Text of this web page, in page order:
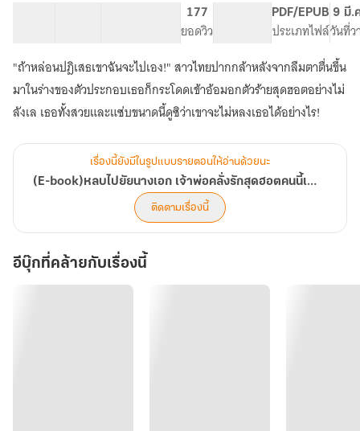
คน
นี้
เป็น
ของ
1997
ไปยั
ย
นางเอก
เจ้า
พ่อ
คลั่ง
รัก
ฮอต
คน
นี้
เป็น
ของ
ฉัน!
1997
177
ยอดวิว
PDF/EPUB
ประเภทไฟล์
9 มี.
วันที่ว
"ถ้าหล่อนปฎิเสธเขาฉันจะไปเอง!" สาวไทยปากกล้าหลังจากลืมตาตื่นขึ้น
มาในร่างของตัวประกอบเธอก็กระโดดเข้าอ้อมอกตัวร้ายสุดฮอตอย่างไม่
ลังเล เธอทั้งสวยและแซ่บขนาดนี้ดูซิว่าเขาจะไม่หลงเธอได้อย่างไร!
เรื่องนี้ยังมีในรูปแบบรายตอนให้อ่านด้วยนะ
(E-book)หลบไปยัยนางเอก เจ้าพ่อคลั่งรักสุดฮอตคนนี้เป็นของฉัน! 1997
ติดตามเรื่องนี้
อีบุ๊กที่คล้ายกับเรื่องนี้